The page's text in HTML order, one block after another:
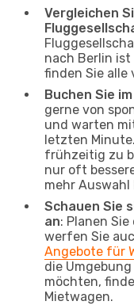
Vergleichen
nach Berlin ist
finden Sie alle
Buchen Sie
gerne von
und warten
letzten
frühzeitig zu
nur oft
mehr
Schauen Sie
an: Planen
werfen Sie
Angebote für
die
möchten,
Mietwagen.